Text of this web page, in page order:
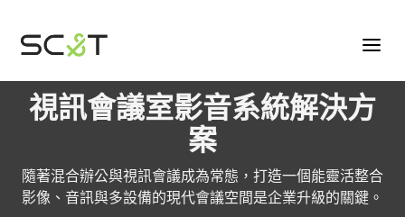
視訊會議室影音系統解決方
案
隨著混合辦公與視訊會議成為常態，打造一個能靈活整合
影像、音訊與多設備的現代會議空間是企業升級的關鍵。